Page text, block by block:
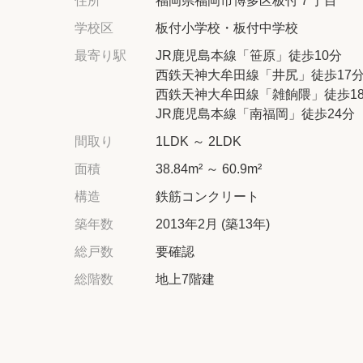
学校区
板付小学校・板付中学校
最寄り駅
JR鹿児島本線「笹原」徒歩10分
西鉄天神大牟田線「井尻」徒歩17
西鉄天神大牟田線「雑餉隈」徒歩
JR鹿児島本線「南福岡」徒歩24分
間取り
1LDK ～ 2LDK
面積
38.84m² ～ 60.9m²
構造
鉄筋コンクリート
築年数
2013年2月 (築13年)
総戸数
要確認
総階数
地上7階建